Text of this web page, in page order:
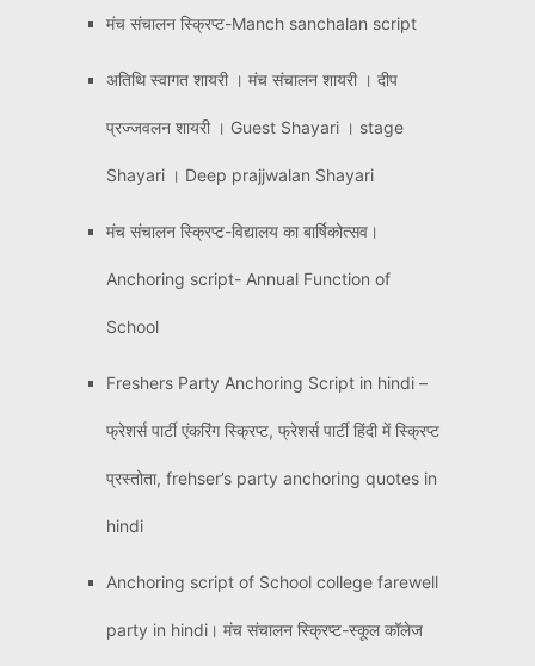
मंच संचालन स्क्रिप्ट-Manch sanchalan script
अतिथि स्वागत शायरी । मंच संचालन शायरी । दीप
प्रज्जवलन शायरी । Guest Shayari । stage
Shayari । Deep prajjwalan Shayari
मंच संचालन स्क्रिप्ट-विद्यालय का बार्षिकोत्सव।
Anchoring script- Annual Function of
School
Freshers Party Anchoring Script in hindi –
फ्रेशर्स पार्टी एंकरिंग स्क्रिप्ट, फ्रेशर्स पार्टी हिंदी में स्क्रिप्ट
प्रस्तोता, frehser’s party anchoring quotes in
hindi
Anchoring script of School college farewell
party in hindi। मंच संचालन स्क्रिप्ट-स्कूल कॉलेज